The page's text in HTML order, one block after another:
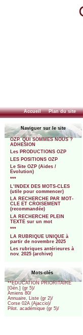
Accueil Plan du site
Naviguer sur le site
OZP. QUI SOMMES NOUS ?
ADHESION
Les PRODUCTIONS OZP
LES POSITIONS OZP
Le Site OZP (Aides /
Evolution)
***
L’INDEX DES MOTS-CLES
(utile pour commencer)
LA RECHERCHE PAR MOT-
CLE ET CROISEMENT
(recommandée)
LA RECHERCHE PLEIN
TEXTE sur un mot
***
LA RUBRIQUE UNIQUE à
partir de novembre 2025
Les rubriques antérieures à
nov. 2025 (archive)
Mots-clés
**EDUCATION PRIORITAIRE
[Gén.] (gr 5)/
Amiens 80/
Annuaire, Liste (gr 2)/
Corse 02A (Ajaccio)/
Pilot. académique (gr 5)/